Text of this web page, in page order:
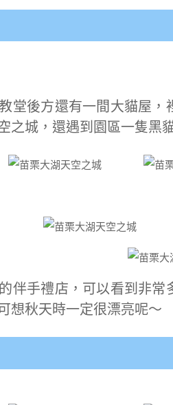
堂後方還有一間大貓屋
之城，還遇到園區一隻黑
伴手禮店，可以看到非
想秋天時一定很漂亮呢～